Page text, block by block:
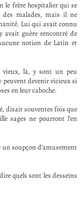
le frère hospitalier qui se
malades, mais il ne
Lui qui avait connu
avait guère rencontré de
notion de Latin et
vieux, là, y sont un peu
peuvent devenir vicieux si
en leur caboche.
disait souventes fois que
sages ne pourront l’en
soupçon d’amusement
quels sont les desseins